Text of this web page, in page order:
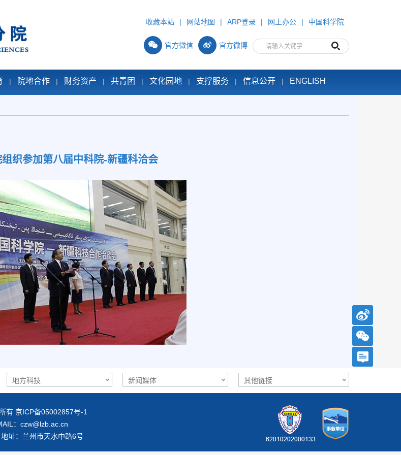
收藏本站 | 网站地图 | ARP登录 | 网上办公 | 中国科学院
官方微信 官方微博
| 院地合作 | 财务资产 | 共青团 | 文化园地 | 支撑服务 | 信息公开 | ENGLISH
织参加第八届中科院-新疆科洽会
有 京ICP备05002857号-1
： czw@lzb.ac.cn
址：兰州市天水中路6号